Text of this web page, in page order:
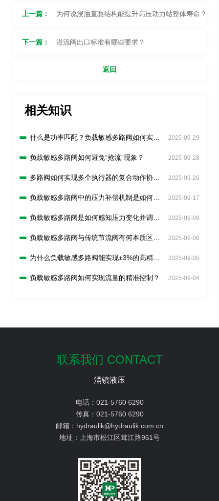
上一篇： 为何说浸油直驱结构能提升高压动力站整体寿命？
下一篇： 溢流阀出口标准有哪些要求？
返回
相关知识
什么是功率匹配？负载敏感多路阀如何实现
2025-09-29
负载敏感多路阀如何避免“抢流”现象？ 2025-09-28
多路阀如何实现多个执行器的复合动作协
2025-09-26
负载敏感多路阀中的压力补偿机制是如何工
2025-09-17
负载敏感多路阀是如何感知压力变化并调节
2025-09-09
负载敏感多路阀与传统节流阀有何本质区
2025-09-08
为什么负载敏感多路阀能实现±3%的高精度
2025-09-05
负载敏感多路阀如何实现流量的精准控制？ 2025-09-04
联系我们 CONTACT
涌镇液压
电话： 021-5760 6290
传真： 021-5760 6290
邮箱： hydraulik@hydraulik.com.cn
地址：
上海市松江区茸江路951号